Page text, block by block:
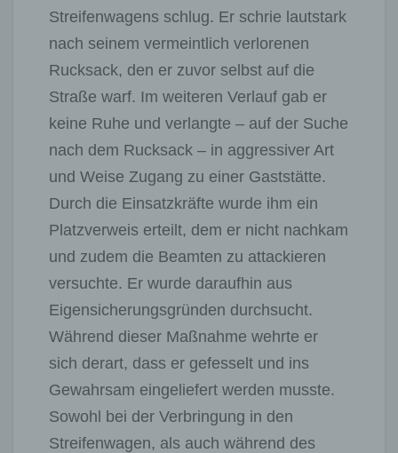
Streifenwagens schlug. Er schrie lautstark
nach seinem vermeintlich verlorenen
Rucksack, den er zuvor selbst auf die
Straße warf. Im weiteren Verlauf gab er
keine Ruhe und verlangte – auf der Suche
nach dem Rucksack – in aggressiver Art
und Weise Zugang zu einer Gaststätte.
Durch die Einsatzkräfte wurde ihm ein
Platzverweis erteilt, dem er nicht nachkam
und zudem die Beamten zu attackieren
versuchte. Er wurde daraufhin aus
Eigensicherungsgründen durchsucht.
Während dieser Maßnahme wehrte er
sich derart, dass er gefesselt und ins
Gewahrsam eingeliefert werden musste.
Sowohl bei der Verbringung in den
Streifenwagen, als auch während des